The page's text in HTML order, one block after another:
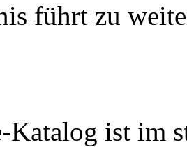
führt zu
Katalog ist im